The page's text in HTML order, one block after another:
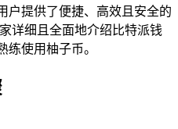
户提供了便捷、高效且安全的
详细且全面地介绍比特派钱
练使用柚子币。